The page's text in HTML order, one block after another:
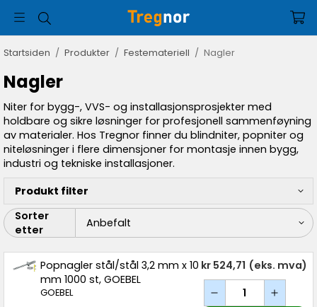
Startsiden / Produkter / Festemateriell / Nagler
Nagler
Niter for bygg-, VVS- og installasjonsprosjekter med
holdbare og sikre løsninger for profesjonell sammenføyning
av materialer. Hos Tregnor finner du blindniter, popniter og
niteløsninger i flere dimensjoner for montasje innen bygg,
industri og tekniske installasjoner.
Produkt filter
Sorter
etter
Popnagler stål/stål 3,2 mm x 10
mm 1000 st, GOEBEL
GOEBEL
kr 524,71 (eks. mva)